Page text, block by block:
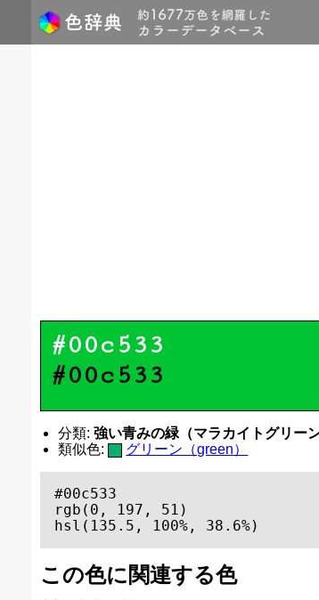
#00c533
#00c533
分類: 強い青みの緑（マラカイトグリー
類似色:
グリーン（green）
#00c533
rgb(0, 197, 51)
hsl(135.5, 100%, 38.6%)
この色に関連する色